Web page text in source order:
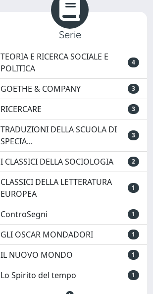
Serie
TEORIA E RICERCA SOCIALE E
POLITICA
4
GOETHE & COMPANY 3
RICERCARE 3
TRADUZIONI DELLA SCUOLA DI
SPECIA...
3
I CLASSICI DELLA SOCIOLOGIA 2
CLASSICI DELLA LETTERATURA
EUROPEA
1
ControSegni 1
GLI OSCAR MONDADORI 1
IL NUOVO MONDO 1
Lo Spirito del tempo 1